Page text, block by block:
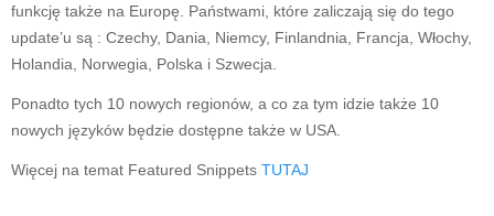
funkcję także na Europę. Państwami, które zaliczają się do tego
update’u są : Czechy, Dania, Niemcy, Finlandnia, Francja, Włochy,
Holandia, Norwegia, Polska i Szwecja.
Ponadto tych 10 nowych regionów, a co za tym idzie także 10
nowych języków będzie dostępne także w USA.
Więcej na temat Featured Snippets TUTAJ